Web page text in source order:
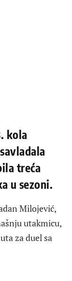
kola
treća
u sezoni.
Milojević,
utakmicu,
za duel sa